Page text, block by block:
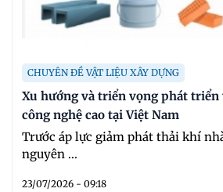
CHUYÊN ĐỀ VẬT LIỆU XÂY DỰNG
Xu hướng và triển vọng phát
công nghệ cao tại Việt Nam
Trước áp lực giảm phát thải khí
nguyên ...
23/07/2026 - 09:18